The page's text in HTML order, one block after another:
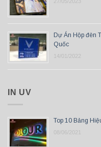
Dự Án Hộp đèn
Quốc
14/01/2022
IN UV
Top 10 Bảng
08/06/2021